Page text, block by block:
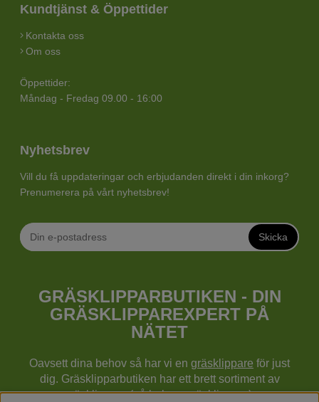
Kundtjänst & Öppettider
Kontakta oss
Om oss
Öppettider:
Måndag - Fredag 09.00 - 16:00
Nyhetsbrev
Vill du få uppdateringar och erbjudanden direkt i din inkorg?
Prenumerera på vårt nyhetsbrev!
Skicka
GRÄSKLIPPARBUTIKEN - DIN
GRÄSKLIPPAREXPERT PÅ
NÄTET
Oavsett dina behov så har vi en gräsklippare för just
dig. Gräsklipparbutiken har ett brett sortiment av
gräsklippare (gå bakom gräsklippare),